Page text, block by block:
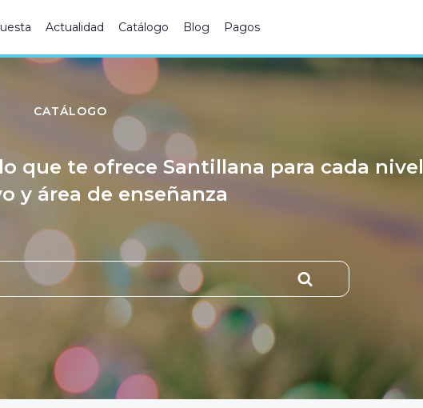
Actualidad Catálogo Blog Pagos
CATÁLOGO
que te ofrece Santillana para cada nivel
y área de enseñanza